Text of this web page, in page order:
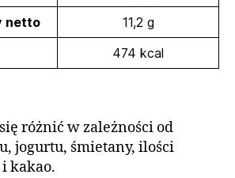
netto
11,2 g
474 kcal
różnić w zależności od
jogurtu, śmietany, ilości
kakao.